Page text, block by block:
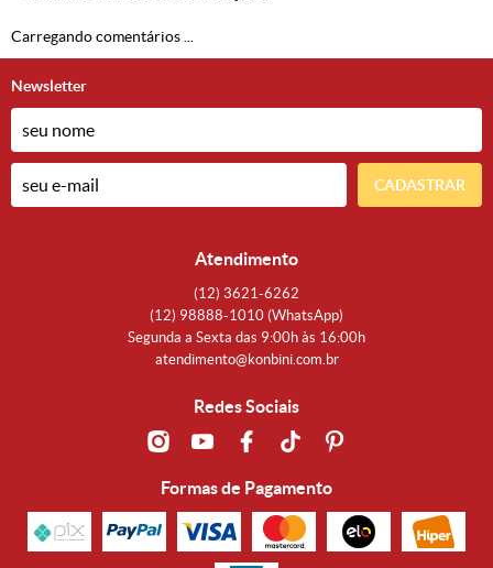
Carregando comentários ...
Newsletter
CADASTRAR
Atendimento
(12) 3621-6262
(12) 98888-1010 (WhatsApp)
Segunda a Sexta das 9:00h às 16:00h
atendimento@konbini.com.br
Redes Sociais
Formas de Pagamento